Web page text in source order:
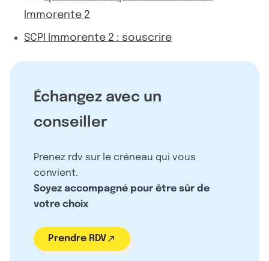
Immorente 2
SCPI Immorente 2 : souscrire
Échangez avec un
conseiller
Prenez rdv sur le créneau qui vous
convient.
Soyez accompagné pour être sûr de
votre choix
Prendre RDV